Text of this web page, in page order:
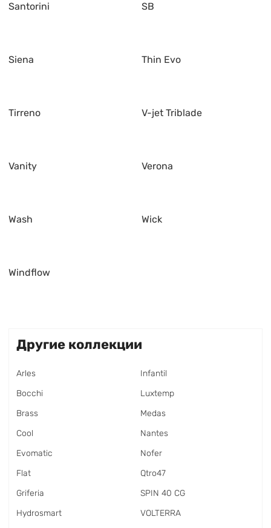
Santorini SB
Siena Thin Evo
Tirreno V-jet Triblade
Vanity Verona
Wash Wick
Windflow
Другие коллекции
Arles
Bocchi
Brass
Cool
Evomatic
Flat
Griferia
Hydrosmart
Infantil
Luxtemp
Medas
Nantes
Nofer
Qtro47
SPIN 40 CG
VOLTERRA